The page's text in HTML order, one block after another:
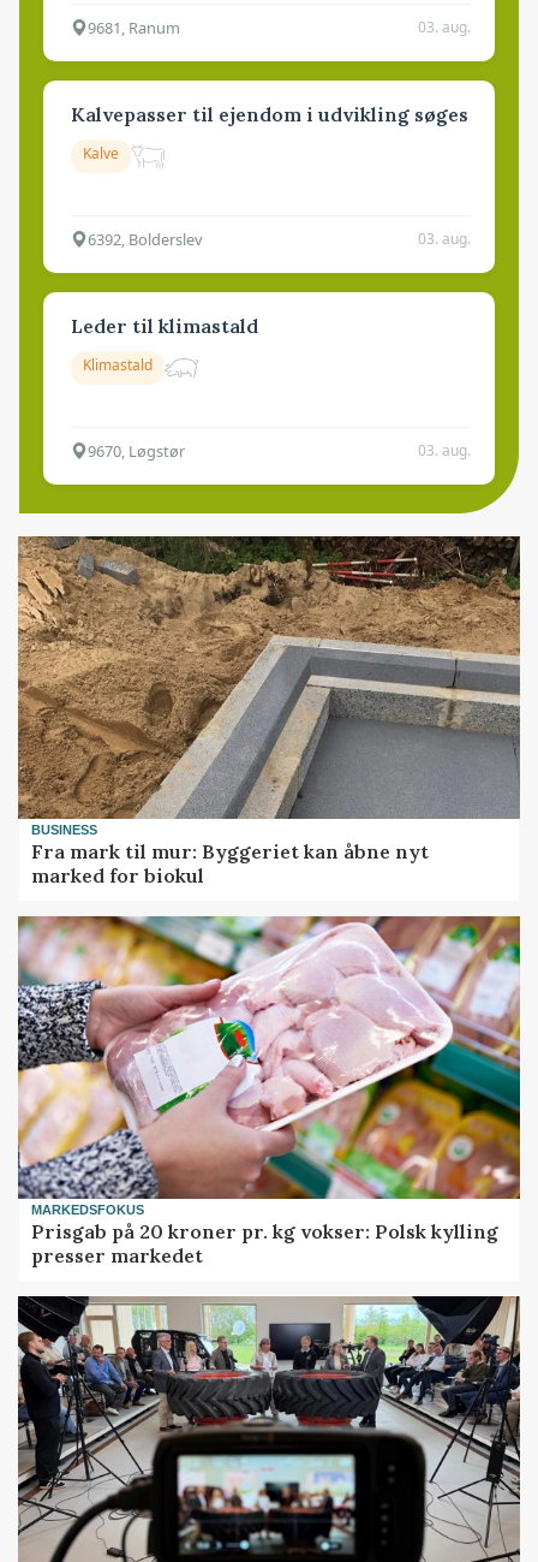
9681, Ranum 03. aug.
Kalvepasser til ejendom i udvikling søges
Kalve
6392, Bolderslev 03. aug.
Leder til klimastald
Klimastald
9670, Løgstør 03. aug.
BUSINESS
Fra mark til mur: Byggeriet kan åbne nyt
marked for biokul
MARKEDSFOKUS
Prisgab på 20 kroner pr. kg vokser: Polsk kylling
presser markedet